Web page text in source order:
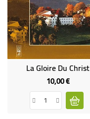
La Gloire Du Christ
10,00 €Prix